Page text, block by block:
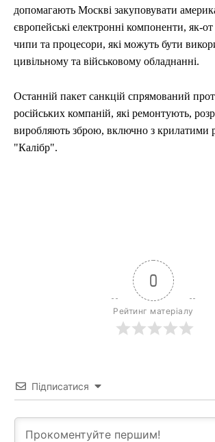
допомагають Москві закуповувати
європейські електронні компоненти, як-
чипи та процесори, які можуть бути
цивільному та військовому обладнанні.
Останній пакет санкцій спрямований
російських компаній, які ремонтують,
виробляють зброю, включно з крилатими
"Калібр".
0
Рейтинг матеріалу
Підписатися